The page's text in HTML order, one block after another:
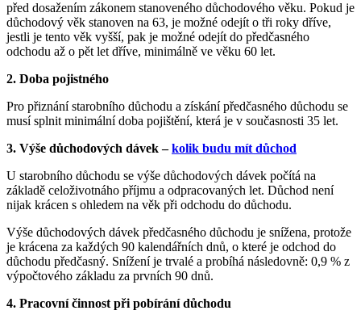
před dosažením zákonem stanoveného důchodového věku. Pokud je
důchodový věk stanoven na 63, je možné odejít o tři roky dříve,
jestli je tento věk vyšší, pak je možné odejít do předčasného
odchodu až o pět let dříve, minimálně ve věku 60 let.
2. Doba pojistného
Pro přiznání starobního důchodu a získání předčasného důchodu se
musí splnit minimální doba pojištění, která je v současnosti 35 let.
3. Výše důchodových dávek –kolik budu mít důchod
U starobního důchodu se výše důchodových dávek počítá na
základě celoživotnáho příjmu a odpracovaných let. Důchod není
nijak krácen s ohledem na věk při odchodu do důchodu.
Výše důchodových dávek předčasného důchodu je snížena, protože
je krácena za každých 90 kalendářních dnů, o které je odchod do
důchodu předčasný. Snížení je trvalé a probíhá následovně: 0,9 % z
výpočtového základu za prvních 90 dnů.
4. Pracovní činnost při pobírání důchodu